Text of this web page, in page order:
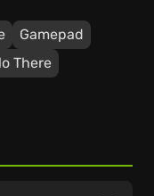
Gamepad
There